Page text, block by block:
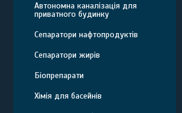
Автономна каналізація для
приватного будинку
Сепаратори нафтопродуктів
Сепаратори жирів
Біопрепарати
Хімія для басейнів